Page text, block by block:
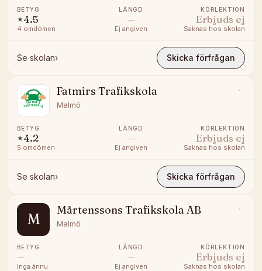
BETYG
★4.5
4 omdömen
LÄNGD
—
Ej angiven
KÖRLEKTION
Erbjuds ej
Saknas hos skolan
Se skolan› Skicka förfrågan
Fatmirs Trafikskola
Malmö
BETYG
★4.2
5 omdömen
LÄNGD
—
Ej angiven
KÖRLEKTION
Erbjuds ej
Saknas hos skolan
Se skolan› Skicka förfrågan
M
Mårtenssons Trafikskola AB
Malmö
BETYG
—
Inga ännu
LÄNGD
—
Ej angiven
KÖRLEKTION
Erbjuds ej
Saknas hos skolan